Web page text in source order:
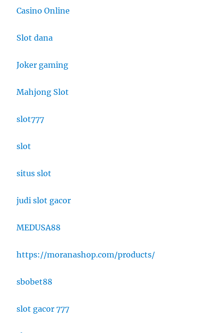
Casino Online
Slot dana
Joker gaming
Mahjong Slot
slot777
slot
situs slot
judi slot gacor
MEDUSA88
https://moranashop.com/products/
sbobet88
slot gacor 777